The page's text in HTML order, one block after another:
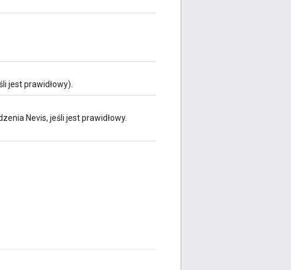
jest prawidłowy).
Nevis, jeśli jest prawidłowy.